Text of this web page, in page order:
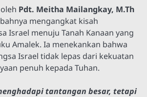
Pdt. Meitha Mailangkay, M.Th
mengangkat kisah
Israel menuju Tanah Kanaan yang
Amalek. Ia menekankan bahwa
Israel tidak lepas dari kekuatan
penuh kepada Tuhan.
tantangan besar, tetapi